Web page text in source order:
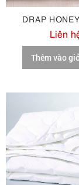
DRAP
COTTON
Liên
Thêm vào